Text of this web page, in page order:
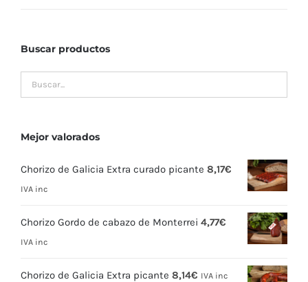
Buscar productos
Mejor valorados
Chorizo de Galicia Extra curado picante 8,17€
IVA inc
Chorizo Gordo de cabazo de Monterrei 4,77€
IVA inc
Chorizo de Galicia Extra picante 8,14€ IVA inc